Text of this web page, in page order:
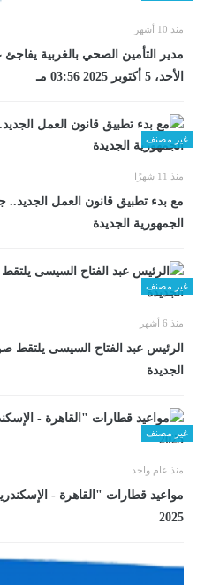
منذ 10 أشهر
مدير التأمين الصحي بالغربية يفاجئ
الأحد، 5 أكتوبر 2025 03:56 مـ
غير مصنف
منذ 11 شهرًا
مع بدء تطبيق قانون العمل
الجمهورية الجديدة
غير مصنف
منذ 6 أشهر
الرئيس عبد الفتاح السيسى يلتقط
الجديدة
غير مصنف
منذ عام واحد
2025